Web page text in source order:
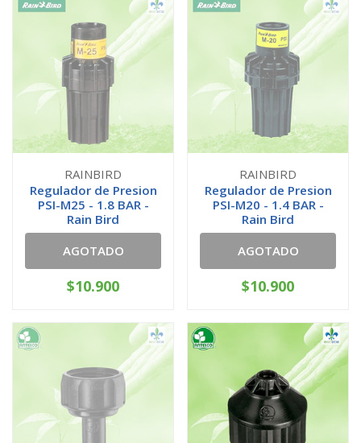
RAINBIRD
Regulador de Presion
PSI-M25 - 1.8 BAR -
Rain Bird
AGOTADO
$10.900
RAINBIRD
Regulador de Presion
PSI-M20 - 1.4 BAR -
Rain Bird
AGOTADO
$10.900